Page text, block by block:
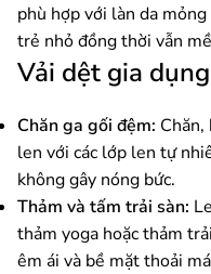
phù hợp với làn da
trẻ nhỏ đồng thời vẫn
Vải dệt gia
Chăn ga gối đệm:
len với các lớp len tự
không gây nóng bức.
Thảm và tấm trải sàn:
thảm yoga hoặc thảm
êm ái và bề mặt thoải